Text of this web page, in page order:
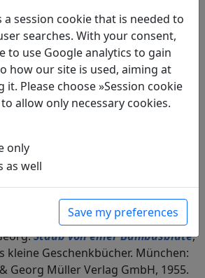
未定: Im Pavillon aus purem
李白)
Staub von einer Bambusblüte
kleine Geschenkbücher. München:
Georg Müller Verlag GmbH, 1955.
kleine Geschenkbücher. München:
Georg Müller Verlag GmbH, 1955.
: Li Tai Pe an Tu Fu (Li Bai 李白)
Staub von einer Bambusblüte,
kleine Geschenkbücher. München:
Georg Müller Verlag GmbH, 1955.
a session cookie that is needed to
searches. With your consent,
to use Google analytics to gain
how our site is used, aiming at
Please choose »Session cookie
allow only necessary cookies.
only
as well
Save my preferences